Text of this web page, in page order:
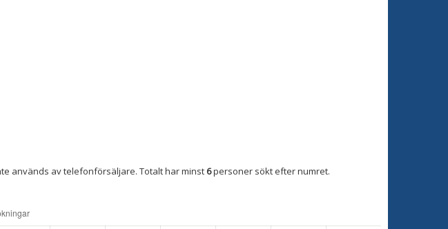
används av telefonförsäljare. Totalt har minst 6personer sökt efter numret.